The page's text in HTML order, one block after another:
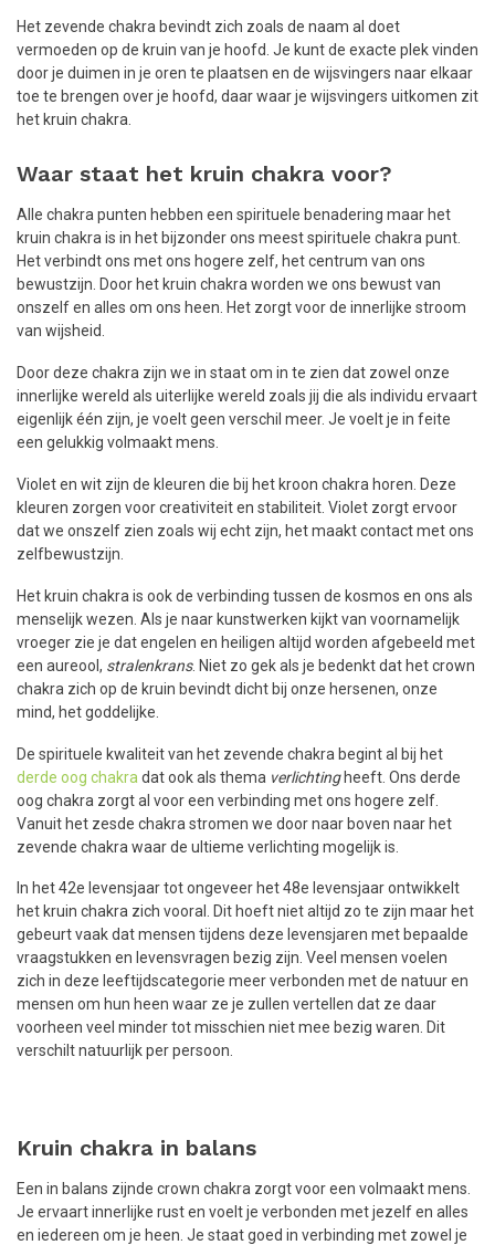
Het zevende chakra bevindt zich zoals de naam al doet
vermoeden op de kruin van je hoofd. Je kunt de exacte plek vinden
door je duimen in je oren te plaatsen en de wijsvingers naar elkaar
toe te brengen over je hoofd, daar waar je wijsvingers uitkomen zit
het kruin chakra.
Waar staat het kruin chakra voor?
Alle chakra punten hebben een spirituele benadering maar het
kruin chakra is in het bijzonder ons meest spirituele chakra punt.
Het verbindt ons met ons hogere zelf, het centrum van ons
bewustzijn. Door het kruin chakra worden we ons bewust van
onszelf en alles om ons heen. Het zorgt voor de innerlijke stroom
van wijsheid.
Door deze chakra zijn we in staat om in te zien dat zowel onze
innerlijke wereld als uiterlijke wereld zoals jij die als individu ervaart
eigenlijk één zijn, je voelt geen verschil meer. Je voelt je in feite
een gelukkig volmaakt mens.
Violet en wit zijn de kleuren die bij het kroon chakra horen. Deze
kleuren zorgen voor creativiteit en stabiliteit. Violet zorgt ervoor
dat we onszelf zien zoals wij echt zijn, het maakt contact met ons
zelfbewustzijn.
Het kruin chakra is ook de verbinding tussen de kosmos en ons als
menselijk wezen. Als je naar kunstwerken kijkt van voornamelijk
vroeger zie je dat engelen en heiligen altijd worden afgebeeld met
een aureool, stralenkrans. Niet zo gek als je bedenkt dat het crown
chakra zich op de kruin bevindt dicht bij onze hersenen, onze
mind, het goddelijke.
De spirituele kwaliteit van het zevende chakra begint al bij het
derde oog chakra dat ook als thema verlichtingheeft. Ons derde
oog chakra zorgt al voor een verbinding met ons hogere zelf.
Vanuit het zesde chakra stromen we door naar boven naar het
zevende chakra waar de ultieme verlichting mogelijk is.
In het 42e levensjaar tot ongeveer het 48e levensjaar ontwikkelt
het kruin chakra zich vooral. Dit hoeft niet altijd zo te zijn maar het
gebeurt vaak dat mensen tijdens deze levensjaren met bepaalde
vraagstukken en levensvragen bezig zijn. Veel mensen voelen
zich in deze leeftijdscategorie meer verbonden met de natuur en
mensen om hun heen waar ze je zullen vertellen dat ze daar
voorheen veel minder tot misschien niet mee bezig waren. Dit
verschilt natuurlijk per persoon.
Kruin chakra in balans
Een in balans zijnde crown chakra zorgt voor een volmaakt mens.
Je ervaart innerlijke rust en voelt je verbonden met jezelf en alles
en iedereen om je heen. Je staat goed in verbinding met zowel je